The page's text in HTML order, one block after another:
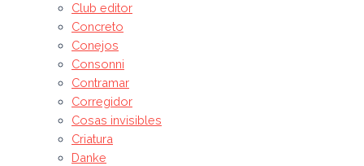
Club editor
Concreto
Conejos
Consonni
Contramar
Corregidor
Cosas invisibles
Criatura
Danke